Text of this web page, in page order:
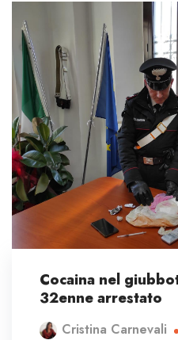
Cocaina nel
32enne arrestato
Cristina Carnevali